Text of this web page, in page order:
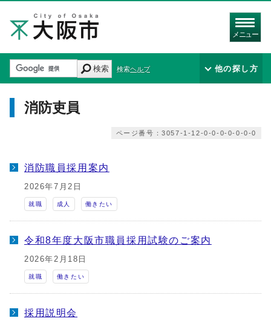
メニュー
検索 検索ヘルプ 他の探し方
消防吏員
ページ番号：3057-1-12-0-0-0-0-0-0-0
消防職員採用案内
2026年7月2日
就職 成人 働きたい
令和8年度大阪市職員採用試験のご案内
2026年2月18日
就職 働きたい
採用説明会